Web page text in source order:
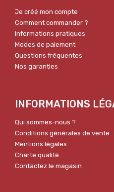
Je créé mon compte
Comment commander ?
Informations pratiques
Modes de paiement
Questions fréquentes
Nos garanties
INFORMATIONS
Qui sommes-nous ?
Conditions générales de vente
Mentions légales
Charte qualité
Contactez le magasin